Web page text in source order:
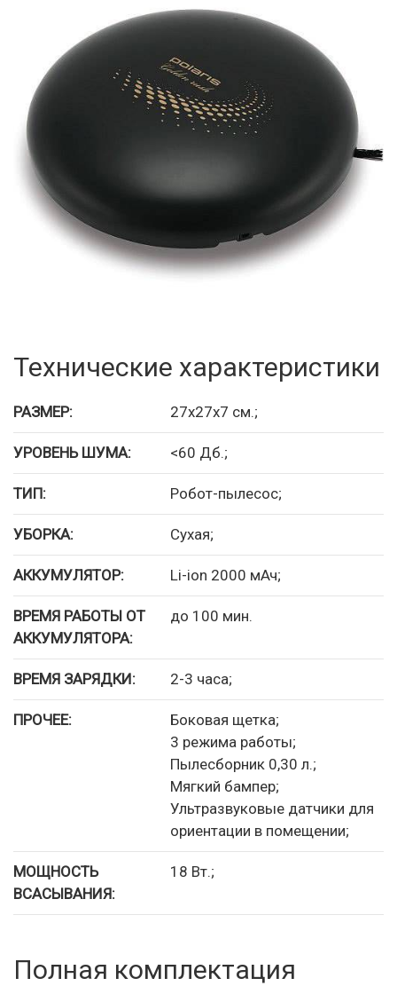
Технические характеристики
РАЗМЕР: 27x27x7 см.;
УРОВЕНЬ ШУМА: <60 Дб.;
ТИП: Робот-пылесос;
УБОРКА: Сухая;
АККУМУЛЯТОР: Li-ion 2000 мАч;
ВРЕМЯ РАБОТЫ ОТ
АККУМУЛЯТОРА:
до 100 мин.
ВРЕМЯ ЗАРЯДКИ: 2-3 часа;
ПРОЧЕЕ:
Боковая щетка;
3 режима работы;
Пылесборник 0,30 л.;
Мягкий бампер;
Ультразвуковые датчики для
ориентации в помещении;
МОЩНОСТЬ
ВСАСЫВАНИЯ:
18 Вт.;
Полная комплектация